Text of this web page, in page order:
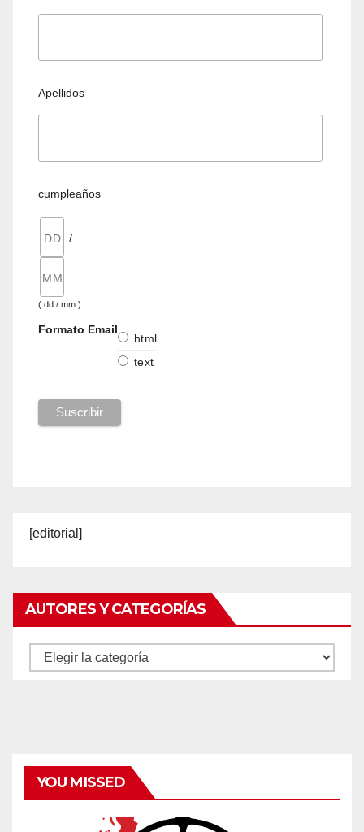
Apellidos
cumpleaños
/
( dd / mm )
Formato Email
html
text
[editorial]
AUTORES Y CATEGORÍAS
Autores
YOU MISSED